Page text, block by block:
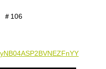
＃106